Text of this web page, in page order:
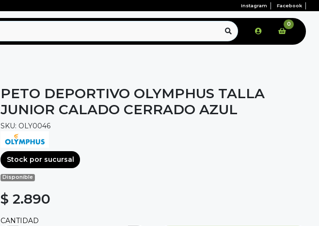
Instagram Facebook
0
PETO DEPORTIVO OLYMPHUS TALLA
JUNIOR CALADO CERRADO AZUL
SKU: OLY0046
Stock por sucursal
Disponible
$ 2.890
CANTIDAD